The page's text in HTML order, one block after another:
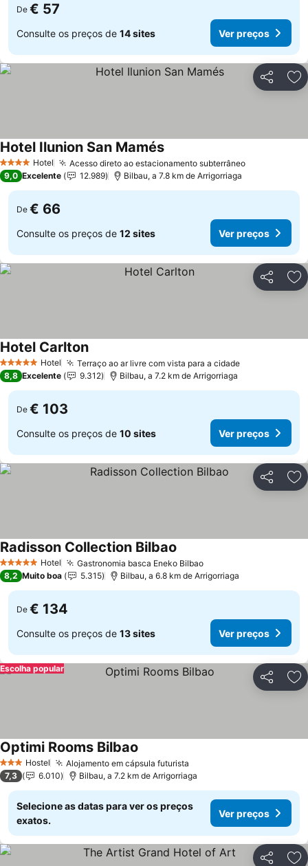
De € 57
Consulte os preços de 14 sites Ver preços
Partilhar
4 EstrelasHotel Acesso direto ao estacionamento subterrâneoVer preços
Hotel Ilunion San MamésVer preços
9,0 Excelente 12.989 Bilbau, a 7.8 km de Arrigorriaga
De € 66
Consulte os preços de 12 sites Ver preços
Partilhar
5 Estrelas Hotel Terraço ao ar livre com vista para a cidadeVer preços
Hotel CarltonVer preços
8,8 Excelente 9.312 Bilbau, a 7.2 km de Arrigorriaga
De € 103
Consulte os preços de 10 sites Ver preços
Partilhar
5 Estrelas Hotel Gastronomia basca Eneko BilbaoVer preços
Radisson Collection Bilbao
8,2 Muito boa 5.315 Bilbau, a 6.8 km de Arrigorriaga
De € 134
Consulte os preços de 13 sites Ver preços
Partilhar
Escolha popular
3 EstrelasHostel Alojamento em cápsula futurista
Optimi Rooms Bilbao
7,3 6.010 Bilbau, a 7.2 km de Arrigorriaga
Selecione as datas para ver os preços
exatos.
Ver preços